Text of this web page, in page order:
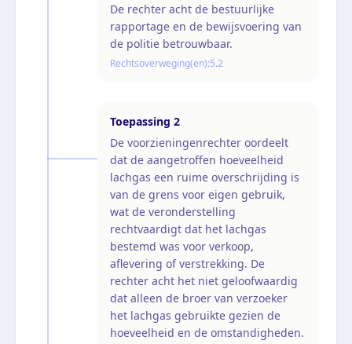
De rechter acht de bestuurlijke
rapportage en de bewijsvoering van
de politie betrouwbaar.
Rechtsoverweging(en):5.2
Toepassing 2
De voorzieningenrechter oordeelt
dat de aangetroffen hoeveelheid
lachgas een ruime overschrijding is
van de grens voor eigen gebruik,
wat de veronderstelling
rechtvaardigt dat het lachgas
bestemd was voor verkoop,
aflevering of verstrekking. De
rechter acht het niet geloofwaardig
dat alleen de broer van verzoeker
het lachgas gebruikte gezien de
hoeveelheid en de omstandigheden.